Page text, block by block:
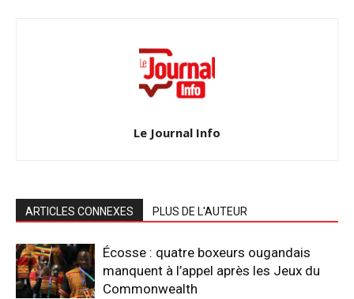
Le Journal Info
ARTICLES CONNEXES PLUS DE L'AUTEUR
Écosse : quatre boxeurs ougandais
manquent à l’appel après les Jeux du
Commonwealth